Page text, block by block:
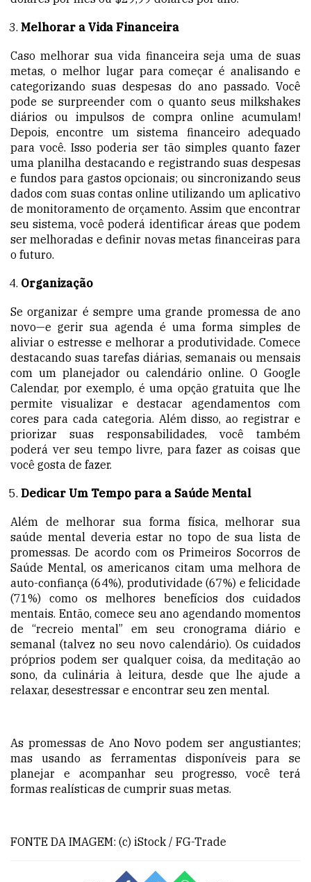
Melhorar a Vida Financeira
Caso melhorar sua vida financeira seja uma de suas
metas, o melhor lugar para começar é analisando e
categorizando suas despesas do ano passado. Você
pode se surpreender com o quanto seus milkshakes
diários ou impulsos de compra online acumulam!
Depois, encontre um sistema financeiro adequado
para você. Isso poderia ser tão simples quanto fazer
uma planilha destacando e registrando suas despesas
e fundos para gastos opcionais; ou sincronizando seus
dados com suas contas online utilizando um aplicativo
de monitoramento de orçamento. Assim que encontrar
seu sistema, você poderá identificar áreas que podem
ser melhoradas e definir novas metas financeiras para
o futuro.
Organização
Se organizar é sempre uma grande promessa de ano
novo—e gerir sua agenda é uma forma simples de
aliviar o estresse e melhorar a produtividade. Comece
destacando suas tarefas diárias, semanais ou mensais
com um planejador ou calendário online. O Google
Calendar, por exemplo, é uma opção gratuita que lhe
permite visualizar e destacar agendamentos com
cores para cada categoria. Além disso, ao registrar e
priorizar suas responsabilidades, você também
poderá ver seu tempo livre, para fazer as coisas que
você gosta de fazer.
Dedicar Um Tempo para a Saúde Mental
Além de melhorar sua forma física, melhorar sua
saúde mental deveria estar no topo de sua lista de
promessas. De acordo com os Primeiros Socorros de
Saúde Mental, os americanos citam uma melhora de
auto-confiança (64%), produtividade (67%) e felicidade
(71%) como os melhores benefícios dos cuidados
mentais. Então, comece seu ano agendando momentos
de “recreio mental” em seu cronograma diário e
semanal (talvez no seu novo calendário). Os cuidados
próprios podem ser qualquer coisa, da meditação ao
sono, da culinária à leitura, desde que lhe ajude a
relaxar, desestressar e encontrar seu zen mental.
As promessas de Ano Novo podem ser angustiantes;
mas usando as ferramentas disponíveis para se
planejar e acompanhar seu progresso, você terá
formas realísticas de cumprir suas metas.
FONTE DA IMAGEM: (c) iStock / FG-Trade